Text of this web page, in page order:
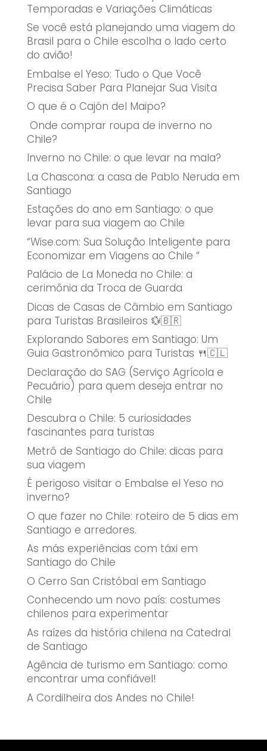
Temporadas e Variações Climáticas
Se você está planejando uma viagem do
Brasil para o Chile escolha o lado certo
do avião!
Embalse el Yeso: Tudo o Que Você
Precisa Saber Para Planejar Sua Visita
O que é o Cajón del Maipo?
Onde comprar roupa de inverno no
Chile?
Inverno no Chile: o que levar na mala?
La Chascona: a casa de Pablo Neruda em
Santiago
Estações do ano em Santiago: o que
levar para sua viagem ao Chile
“Wise.com: Sua Solução Inteligente para
Economizar em Viagens ao Chile “
Palácio de La Moneda no Chile: a
cerimônia da Troca de Guarda
Dicas de Casas de Câmbio em Santiago
para Turistas Brasileiros 💱🇧🇷
Explorando Sabores em Santiago: Um
Guia Gastronômico para Turistas 🍴🇨🇱
Declaração do SAG (Serviço Agrícola e
Pecuário) para quem deseja entrar no
Chile
Descubra o Chile: 5 curiosidades
fascinantes para turistas
Metrô de Santiago do Chile: dicas para
sua viagem
É perigoso visitar o Embalse el Yeso no
inverno?
O que fazer no Chile: roteiro de 5 dias em
Santiago e arredores.
As más experiências com táxi em
Santiago do Chile
O Cerro San Cristóbal em Santiago
Conhecendo um novo país: costumes
chilenos para experimentar
As raízes da história chilena na Catedral
de Santiago
Agência de turismo em Santiago: como
encontrar uma confiável!
A Cordilheira dos Andes no Chile!